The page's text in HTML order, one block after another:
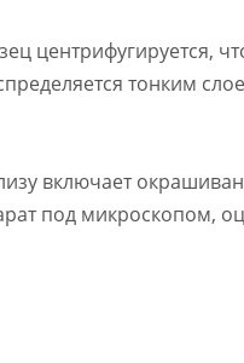
центрифугируется,
тонким
включает
под микроскопом,